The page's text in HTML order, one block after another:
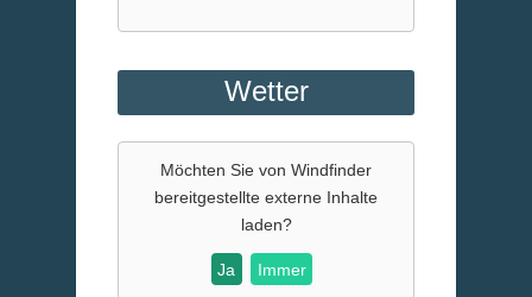
Wetter
Möchten Sie von Windfinder
bereitgestellte externe Inhalte
laden?
Ja Immer